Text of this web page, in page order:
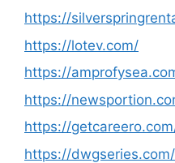
https://
https://lotev.com/
https://
https://
https://
https://dwgseries.com/